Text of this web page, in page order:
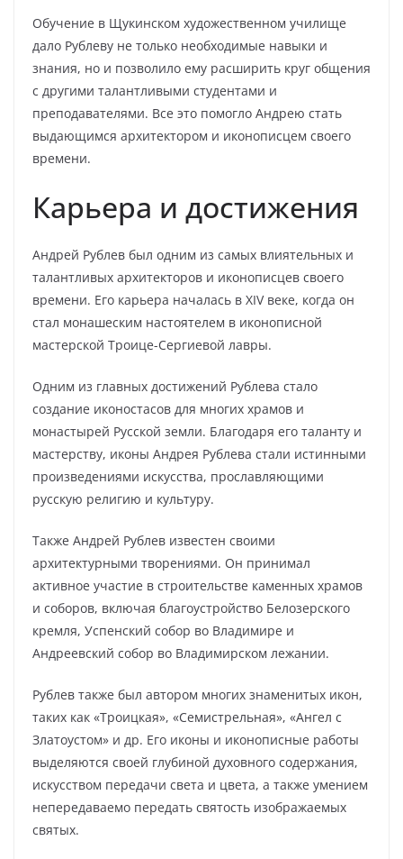
Обучение в Щукинском художественном училище
дало Рублеву не только необходимые навыки и
знания, но и позволило ему расширить круг общения
с другими талантливыми студентами и
преподавателями. Все это помогло Андрею стать
выдающимся архитектором и иконописцем своего
времени.
Карьера и достижения
Андрей Рублев был одним из самых влиятельных и
талантливых архитекторов и иконописцев своего
времени. Его карьера началась в XIV веке, когда он
стал монашеским настоятелем в иконописной
мастерской Троице-Сергиевой лавры.
Одним из главных достижений Рублева стало
создание иконостасов для многих храмов и
монастырей Русской земли. Благодаря его таланту и
мастерству, иконы Андрея Рублева стали истинными
произведениями искусства, прославляющими
русскую религию и культуру.
Также Андрей Рублев известен своими
архитектурными творениями. Он принимал
активное участие в строительстве каменных храмов
и соборов, включая благоустройство Белозерского
кремля, Успенский собор во Владимире и
Андреевский собор во Владимирском лежании.
Рублев также был автором многих знаменитых икон,
таких как «Троицкая», «Семистрельная», «Ангел с
Златоустом» и др. Его иконы и иконописные работы
выделяются своей глубиной духовного содержания,
искусством передачи света и цвета, а также умением
непередаваемо передать святость изображаемых
святых.